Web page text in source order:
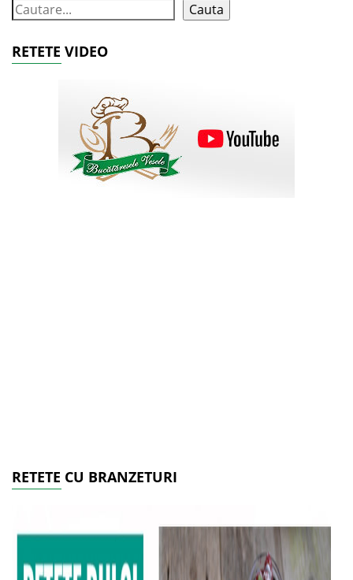
Cauta
RETETE VIDEO
RETETE CU BRANZETURI